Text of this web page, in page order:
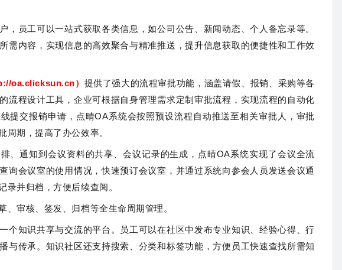
，员工可以一站式获取各类信息，如公司公告、新闻动态、个人备忘录等。
需内容，实现信息的高效聚合与精准推送，提升信息获取的便捷性和工作效
oa.clicksun.cn） 提供了强大的流程审批功能，涵盖请假、报销、采购等各
流程设计工具，企业可根据自身管理需求定制审批流程，实现流程的自动化
提交报销申请，点晴OA系统会按照预设流程自动推送至相关审批人，审批
周期，提高了办公效率。
、通知到会议资料的共享、会议记录的生成，点晴OA系统实现了会议全流
询会议室的使用情况，快速预订会议室，并通过系统向参会人员发送会议通
录并归档，方便后续查阅。
、审核、签发、归档等全生命周期管理。
个知识共享与交流的平台。员工可以在社区中发布专业知识、经验心得、行
与传承。知识社区还支持搜索、分类和标签功能，方便员工快速查找所需知